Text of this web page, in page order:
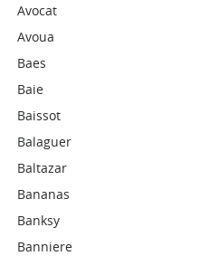
Avocat
Avoua
Baes
Baie
Baissot
Balaguer
Baltazar
Bananas
Banksy
Banniere